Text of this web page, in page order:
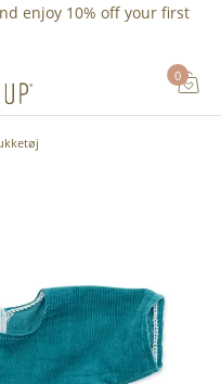
enjoy 10% off your first
0